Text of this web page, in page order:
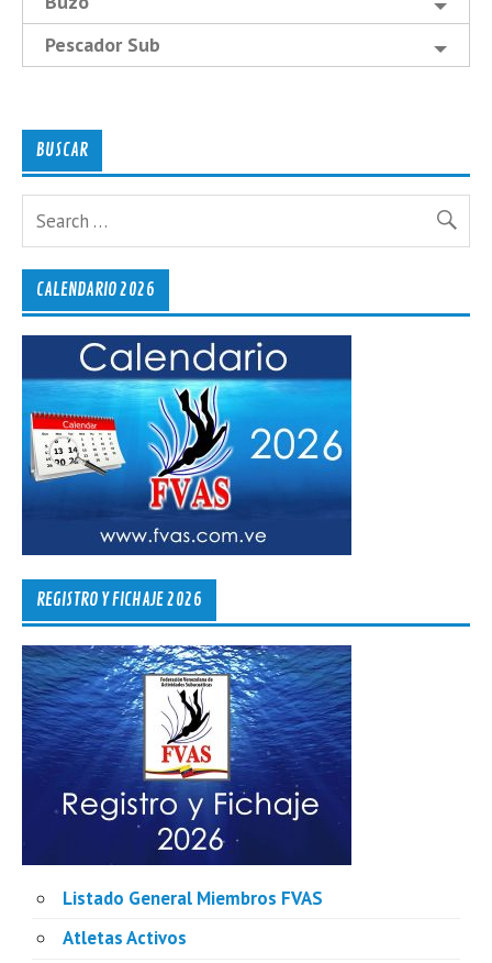
Pescador Sub
BUSCAR
CALENDARIO 2026
REGISTRO Y FICHAJE 2026
Listado General Miembros FVAS
Atletas Activos